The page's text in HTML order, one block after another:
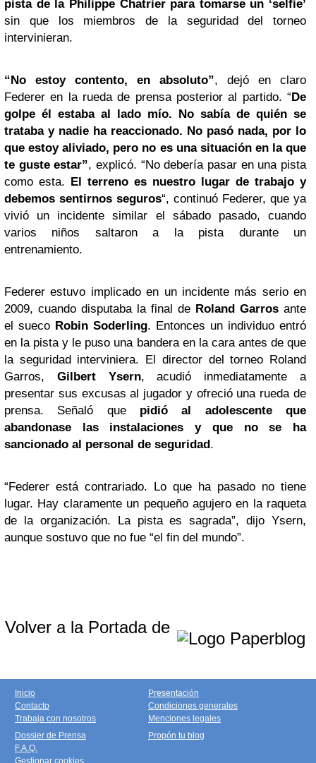
pista de la Philippe Chatrierpara tomarse un ‘selfie’
sin que los miembros de la seguridad del torneo
intervinieran.
“No estoy contento, en absoluto”, dejó en claro
Federer en la rueda de prensa posterior al partido. “De
golpe él estaba al lado mío. No sabía de quién se
trataba y nadie ha reaccionado. No pasó nada, por lo
que estoy aliviado, pero no es una situación en la que
te guste estar”, explicó. “No debería pasar en una pista
como esta. El terreno es nuestro lugar de trabajo y
debemos sentirnos seguros“, continuó Federer, que ya
vivió un incidente similar el sábado pasado, cuando
varios niños saltaron a la pista durante un
entrenamiento.
Federer estuvo implicado en un incidente más serio en
2009, cuando disputaba la final de Roland Garros ante
el sueco Robin Soderling. Entonces un individuo entró
en la pista y le puso una bandera en la cara antes de que
la seguridad interviniera. El director del torneo Roland
Garros, Gilbert Ysern, acudió inmediatamente a
presentar sus excusas al jugador y ofreció una rueda de
prensa. Señaló que pidió al adolescente que
abandonase las instalaciones y que no se ha
sancionado al personal de seguridad.
“Federer está contrariado. Lo que ha pasado no tiene
lugar. Hay claramente un pequeño agujero en la raqueta
de la organización. La pista es sagrada”, dijo Ysern,
aunque sostuvo que no fue “el fin del mundo”.
Volver a la Portada de
Inicio
Contacto
Trabaja con nosotros
Presentación
Condiciones generales
Menciones legales
Dossier de Prensa
F.A.Q.
Gestionar cookies
Propón tu blog